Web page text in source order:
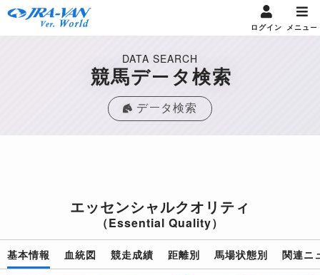
ログイン メニュー
DATA SEARCH
競馬データ検索
データ検索
エッセンシャルクオリティ
（Essential Quality）
基本情報 血統図 競走成績 距離別 馬場状態別 関連ニ